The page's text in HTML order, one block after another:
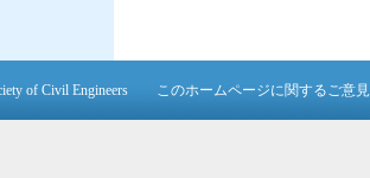
of Civil Engineers このホームページに関するご意